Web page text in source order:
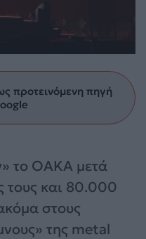
προτεινόμενη πηγή
το ΟΑΚΑ μετά
τους και 80.000
στους
της metal